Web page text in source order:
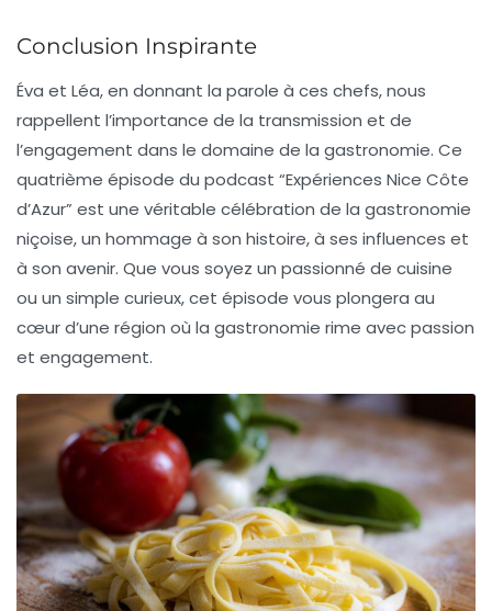
Conclusion Inspirante
Éva et Léa, en donnant la parole à ces chefs, nous
rappellent l’importance de la transmission et de
l’engagement dans le domaine de la gastronomie. Ce
quatrième épisode du podcast “Expériences Nice Côte
d’Azur” est une véritable célébration de la gastronomie
niçoise, un hommage à son histoire, à ses influences et
à son avenir. Que vous soyez un passionné de cuisine
ou un simple curieux, cet épisode vous plongera au
cœur d’une région où la gastronomie rime avec passion
et engagement.